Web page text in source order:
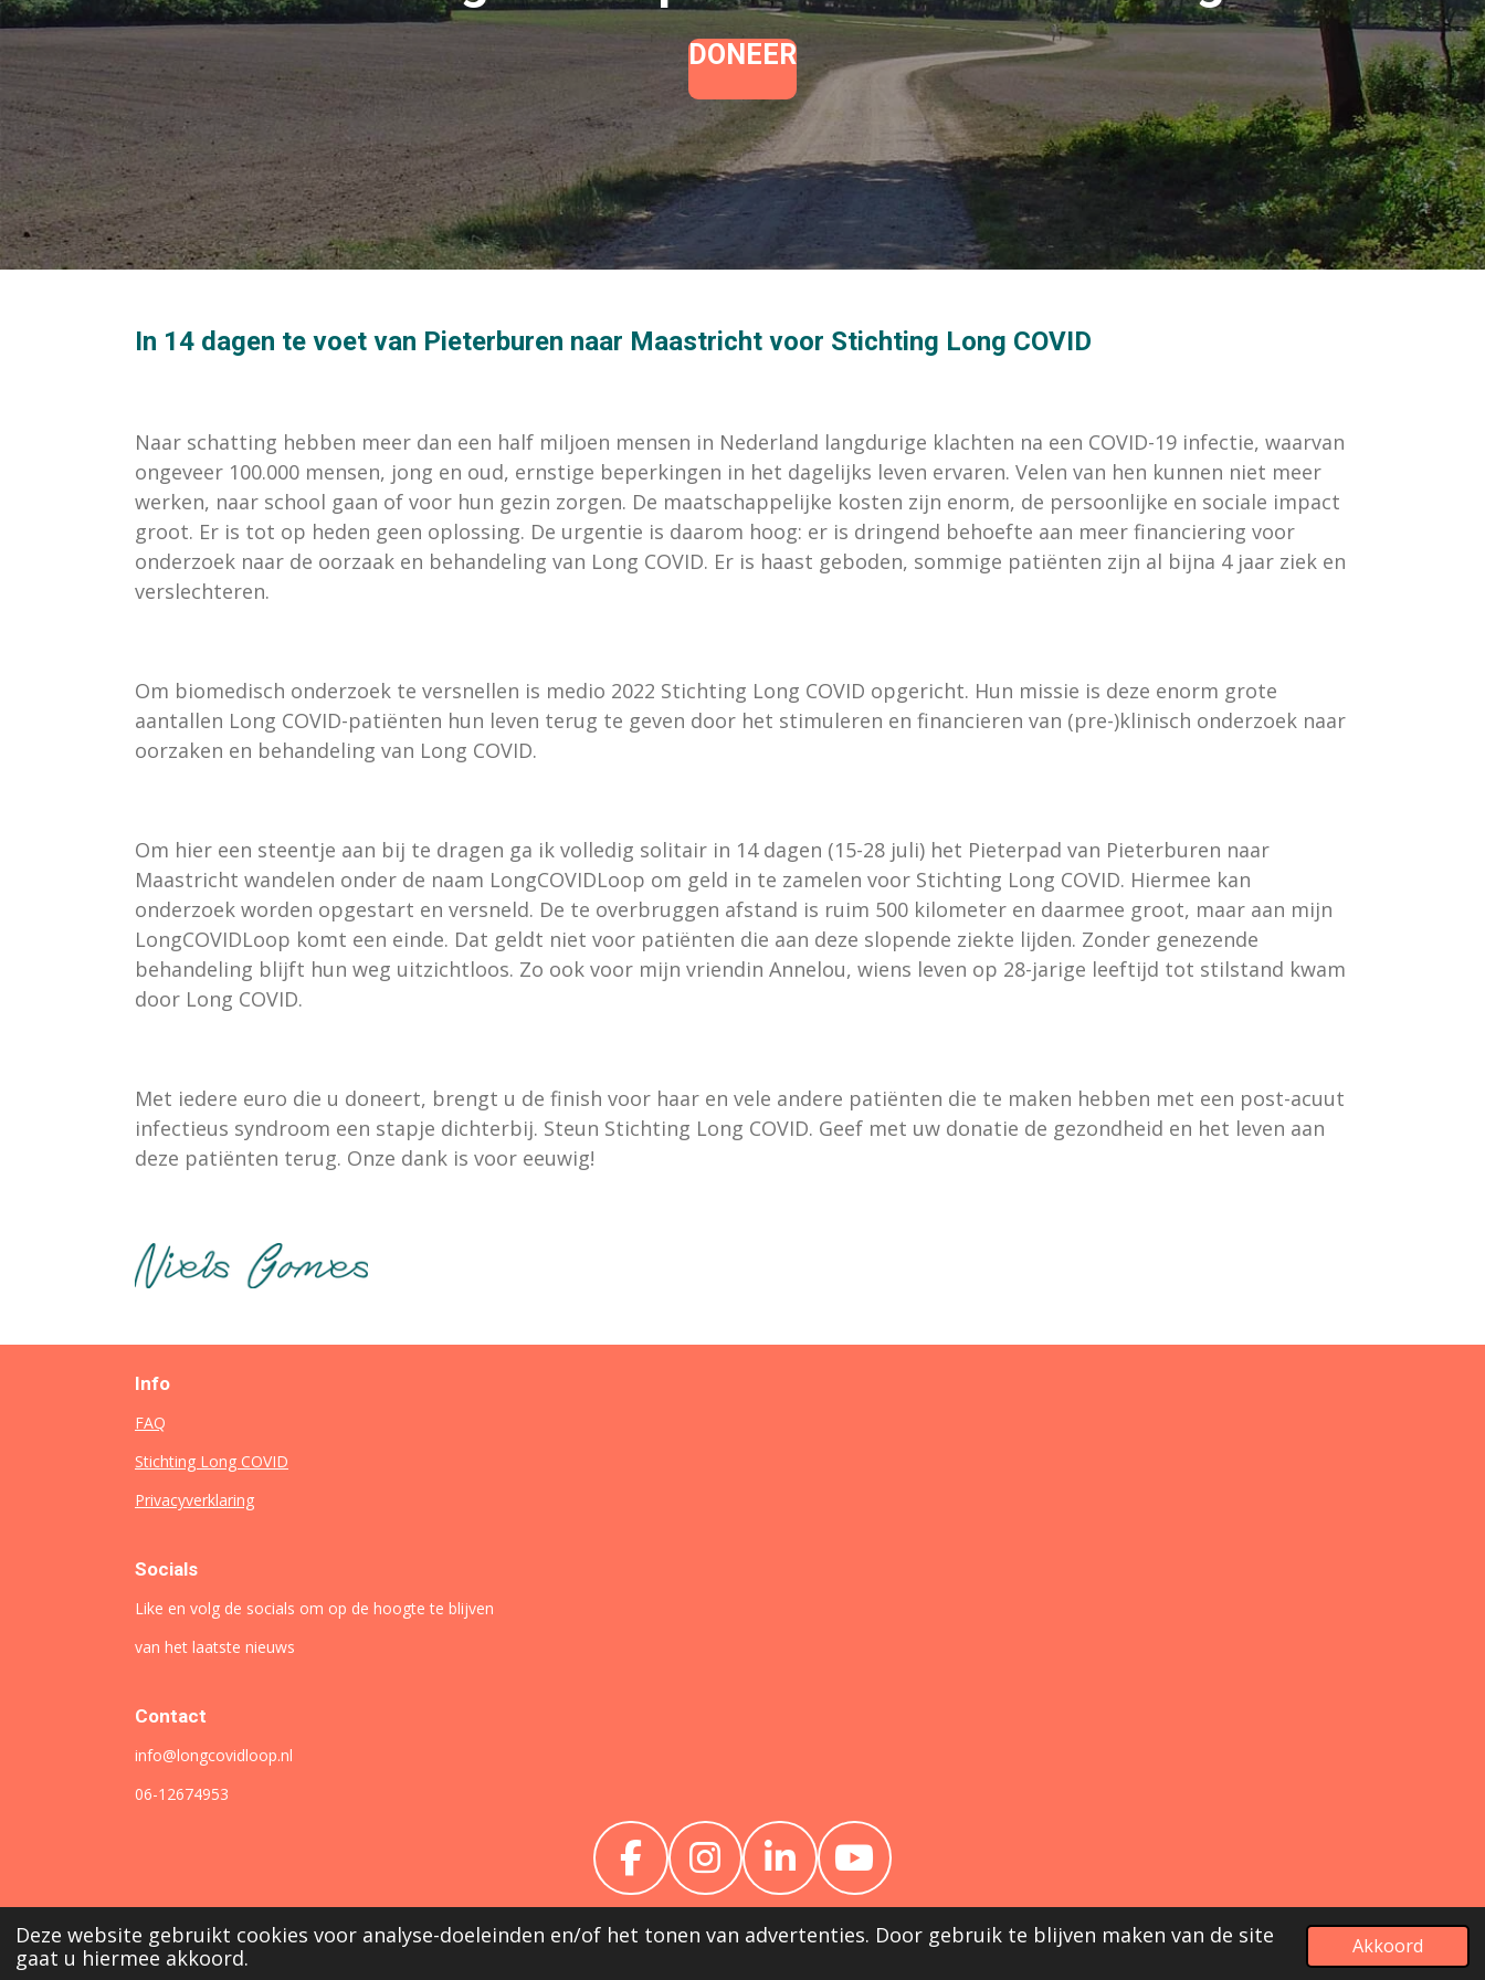
Deze website gebruikt cookies voor analyse-doeleinden en/of het tonen van advertenties. Door gebruik te blijven maken van de site
gaat u hiermee akkoord.
Akkoord
DONEER
In 14 dagen te voet van Pieterburen naar Maastricht voor Stichting Long COVID
Naar schatting hebben meer dan een half miljoen mensen in Nederland langdurige klachten na een COVID-19 infectie, waarvan
ongeveer 100.000 mensen, jong en oud, ernstige beperkingen in het dagelijks leven ervaren. Velen van hen kunnen niet meer
werken, naar school gaan of voor hun gezin zorgen. De maatschappelijke kosten zijn enorm, de persoonlijke en sociale impact
groot. Er is tot op heden geen oplossing. De urgentie is daarom hoog: er is dringend behoefte aan meer financiering voor
onderzoek naar de oorzaak en behandeling van Long COVID. Er is haast geboden, sommige patiënten zijn al bijna 4 jaar ziek en
verslechteren.
Om biomedisch onderzoek te versnellen is medio 2022 Stichting Long COVID opgericht. Hun missie is deze enorm grote
aantallen Long COVID-patiënten hun leven terug te geven door het stimuleren en financieren van (pre-)klinisch onderzoek naar
oorzaken en behandeling van Long COVID.
Om hier een steentje aan bij te dragen ga ik volledig solitair in 14 dagen (15-28 juli) het Pieterpad van Pieterburen naar
Maastricht wandelen onder de naam LongCOVIDLoop om geld in te zamelen voor Stichting Long COVID. Hiermee kan
onderzoek worden opgestart en versneld. De te overbruggen afstand is ruim 500 kilometer en daarmee groot, maar aan mijn
LongCOVIDLoop komt een einde. Dat geldt niet voor patiënten die aan deze slopende ziekte lijden. Zonder genezende
behandeling blijft hun weg uitzichtloos. Zo ook voor mijn vriendin Annelou, wiens leven op 28-jarige leeftijd tot stilstand kwam
door Long COVID.
Met iedere euro die u doneert, brengt u de finish voor haar en vele andere patiënten die te maken hebben met een post-acuut
infectieus syndroom een stapje dichterbij. Steun Stichting Long COVID. Geef met uw donatie de gezondheid en het leven aan
deze patiënten terug. Onze dank is voor eeuwig!
Info
FAQ
Stichting Long COVID
Privacyverklaring
Socials
Like en volg de socials om op de hoogte te blijven
van het laatste nieuws
Contact
info@longcovidloop.nl
06-12674953
F
A
C
I
N
S
L
I
N
Y
O
U
© 2024 - 2026 LongCOVIDLoop Powered by